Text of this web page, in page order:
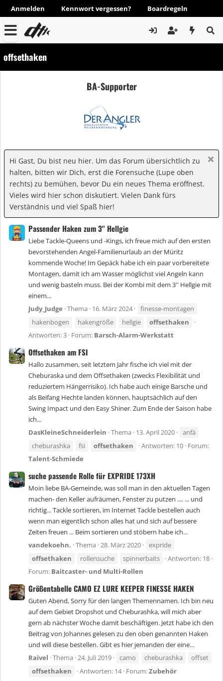
Anmelden Kennwort vergessen? Boardregeln
offsethaken
BA-Supporter
Hi Gast, Du bist neu hier. Um das Forum übersichtlich zu
halten, bitten wir Dich, erst die Forensuche (Lupe oben
rechts) zu bemühen, bevor Du ein neues Thema eröffnest.
Vieles wird hier schon diskutiert. Vielen Dank fürs
Verständnis und viel Spaß hier!
Passender Haken zum 3'' Hellgie
Liebe Tackle-Queens und -Kings, ich freue mich auf den ersten
bevorstehenden Angel-Familienurlaub an der Müritz
kommende Woche! Im Gepäck habe ich ein paar vorbereitete
Montagen, damit ich am Wasser möglichst viel Angeln kann
und wenig basteln muss. Bei der Kombi mit dem 3'' Hellgie mit
einem...
Judy_Judge Thema 16. März 2024
finesse-montagen
hakenbogen
hakengröße hellgie
offsethaken
Antworten: 3 Forum: Barsch-Alarm-Werkstatt
Offsethaken am FSI
Hallo zusammen, seit letztem Jahr fische ich viel mit der
Cheburaska und dem Offsethaken (zwecks Flexibilität und
reduziertem Hängerrisiko). Ich habe auch einige Barsche und
als Beifang Hechte landen können, hauptsächlich auf den
Swing Impact und den Easy Shiner. Zum Ende der Saison habe
ich...
DasKleineSchneiderlein Thema 13. April 2020
anfä
cheburashka
fsi offsethaken Antworten: 10 Forum:
Talent-Schmiede
suche passende Rolle für EXPRIDE 173XH
Moin liebe BA-Gemeinde, was soll man in den aktuellen Tagen
machen- den Keller aufräumen, Fenster zu putzen .... ... und
richtig... Tackle sortieren, im Internet Tackle bestellen auch
wenn man eigentlich schon alles hat und sich auf bessere
Zeiten freuen ... Beim sortieren und stöbern habe ich...
vandekoehn. Thema 28. März 2020
expride
offsethaken
rollensuche spinnerbaits
Antworten: 18
Forum: Baitcaster- und Multi-Rollen
Größentabelle CAMO EZ LURE KEEPER FINESSE HAKEN
Guten Abend, Sorry für den langen Themennamen. Ich bin neu
auf dem Gebiet Dropshot und Cheburashka, will mich aber
gern ab nächster Woche damit beschäftigen. Jetzt habe ich den
Beitrag von Johannes gelesen zu den oben genannten Haken
und will diese bestellen. Gibt es hier jemanden der eine...
Raivel Thema 24. Juli 2019 camo cheburashka
offset
offsethaken
Antworten: 14 Forum:Zubehör